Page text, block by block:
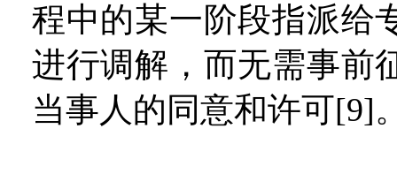
程中的某一阶段指派给
进行调解，而无需事前
当事人的同意和许可[9]